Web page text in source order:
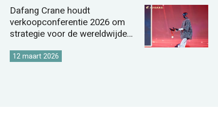
Dafang Crane houdt
verkoopconferentie 2026 om
strategie voor de wereldwijde
12 maart 2026